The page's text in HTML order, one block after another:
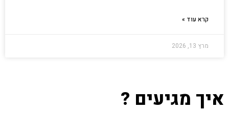
קרא עוד »
מרץ 13, 2026
איך מגיעים ?